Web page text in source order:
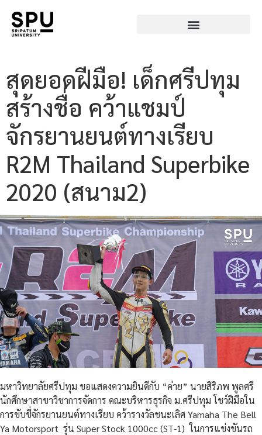
สุดยอดฝีมือ! เด็กศรีปทุม
สร้างชื่อ คว้าแชมป์
จักรยานยนต์ทางเรียบ
R2M Thailand Superbike
2020 (สนาม2)
มหาวิทยาลัยศรีปทุม ขอแสดงความยินดีกับ “ค่าย” นายสิริภพ พูลศรี
นักศึกษาสาขาวิชาการจัดการ คณะบริหารธุรกิจ ม.ศรีปทุม โชว์ฝีมือใน
การขับขี่จักรยานยนต์ทางเรียบ คว้ารางวัลชนะเลิศ Yamaha The Bell
Ya Motorsport รุ่น Super Stock 1000cc (ST-1) ในการแข่งขันรถ